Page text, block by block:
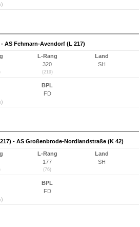
AS Fehmarn-Avendorf (L 217)
L-Rang
320
(219)
Land
SH
BPL
FD
- AS Großenbrode-Nordlandstraße (K 42)
L-Rang
177
(76)
Land
SH
BPL
FD